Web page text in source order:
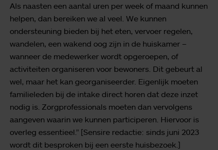
Als naasten een aantal uren per week of maand kunnen
helpen, dan bereiken we al veel. We kunnen
ondersteuning bieden bij het eten, vervoer regelen,
wandelen, een wakend oog zijn in de huiskamer –
wanneer de medewerker wordt opgeroepen, of
activiteiten organiseren voor bewoners. Dit gebeurt al
wel, maar het kan georganiseerder. Eigenlijk moeten
familieleden bij de intake direct horen dat deze inzet
nodig is. Zorgprofessionals moeten dan vervolgens
aangeven waarin we kunnen participeren. Hiervoor is
overleg essentieel.” [Sensire redactie: sinds juni 2023
wordt dit besproken bij een eerste huisbezoek.]